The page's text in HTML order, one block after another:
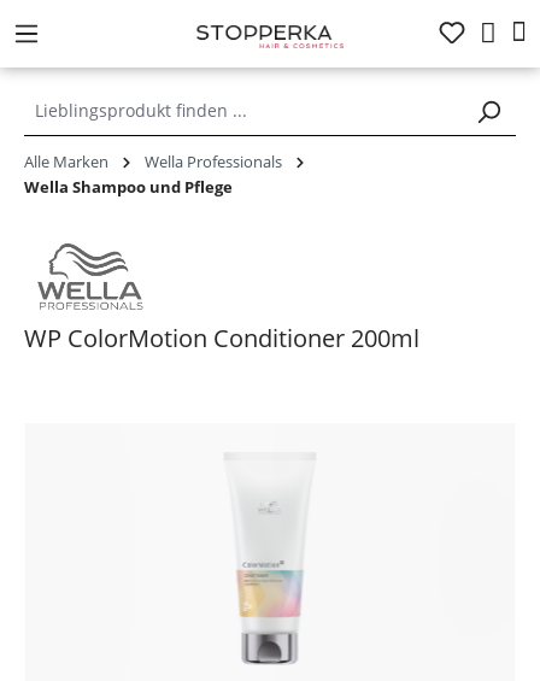
springen
Alle Marken
Wella Professionals
Wella Shampoo und Pflege
WP ColorMotion Conditioner 200ml